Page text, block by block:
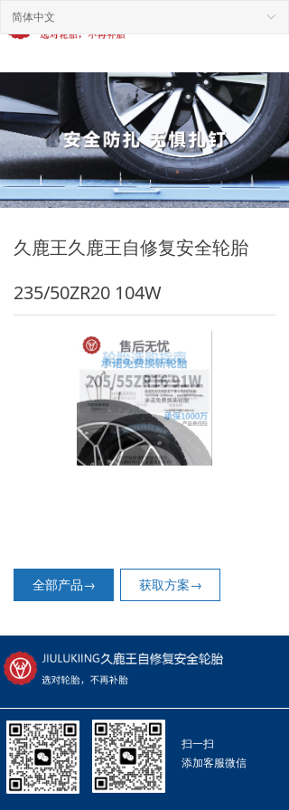
끀
ꀅ
简体中文
久鹿王久鹿王自修复安全轮胎
235/50ZR20 104W
全部产品→ 获取方案→
扫一扫
添加客服微信